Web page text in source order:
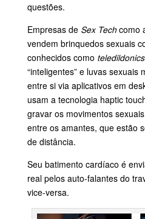
questões.
Empresas de Sex Techcomo
vendem brinquedos sexuais
conhecidos como teledildonics
“inteligentes” e luvas sexuais
entre si via aplicativos em
usam a tecnologia haptic
gravar os movimentos
entre os amantes, que estão
de distância.
Seu batimento cardíaco é
real pelos auto-falantes do
vice-versa.